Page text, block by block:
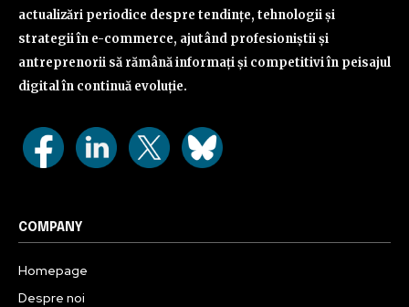
actualizări periodice despre tendințe, tehnologii și
strategii în e-commerce, ajutând profesioniștii și
antreprenorii să rămână informați și competitivi în peisajul
digital în continuă evoluție.
COMPANY
Homepage
Despre noi